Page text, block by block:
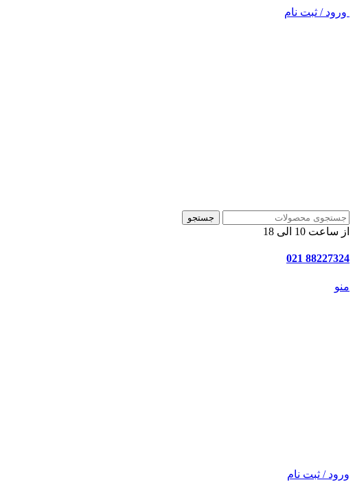
ورود / ثبت نام
جستجو
از ساعت 10 الی 18
88227324 021
منو
ورود / ثبت نام